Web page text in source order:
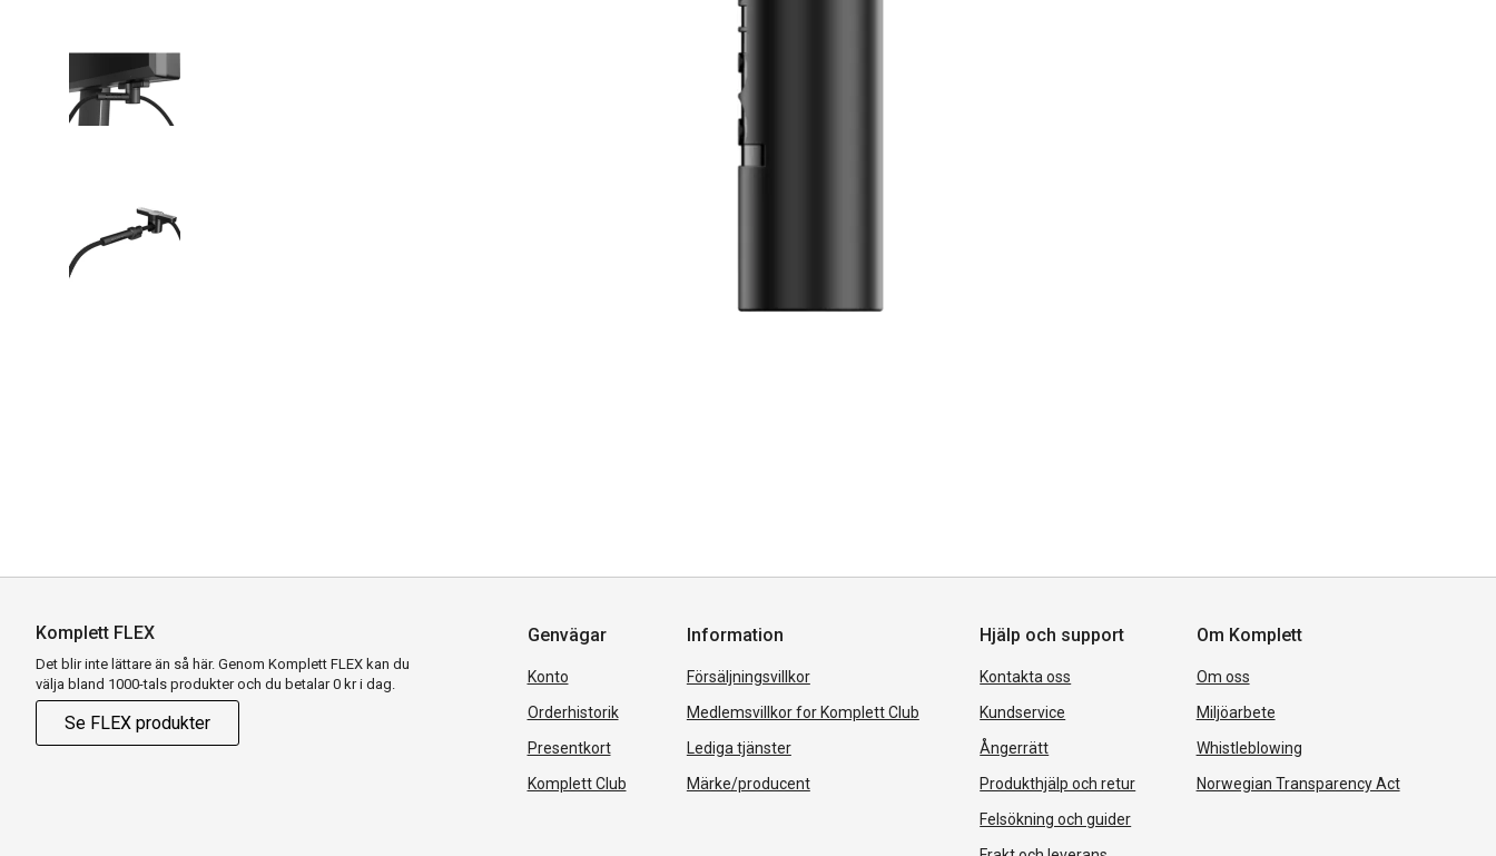
Komplett FLEX
Det blir inte lättare än så här. Genom Komplett FLEX kan du
välja bland 1000-tals produkter och du betalar 0 kr i dag.
Se FLEX produkter
Genvägar
Konto
Orderhistorik
Presentkort
Komplett Club
Information
Försäljningsvillkor
Medlemsvillkor for Komplett Club
Lediga tjänster
Märke/producent
Hjälp och support
Kontakta oss
Kundservice
Ångerrätt
Produkthjälp och retur
Felsökning och guider
Om Komplett
Om oss
Miljöarbete
Whistleblowing
Norwegian Transparency Act